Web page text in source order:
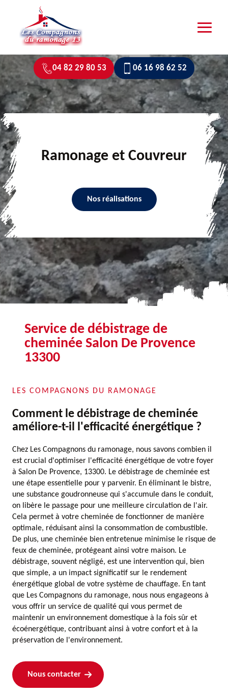
04 82 29 80 53 06 16 98 62 52
Ramonage et Couvreur
Nos réalisations
Service de débistrage de
cheminée Salon De Provence
13300
LES COMPAGNONS DU RAMONAGE
Comment le débistrage de cheminée
améliore-t-il l'efficacité énergétique ?
Chez Les Compagnons du ramonage, nous savons combien il
est crucial d'optimiser l'efficacité énergétique de votre foyer
à Salon De Provence, 13300. Le débistrage de cheminée est
une étape essentielle pour y parvenir. En éliminant le bistre,
une substance goudronneuse qui s'accumule dans le conduit,
on libère le passage pour une meilleure circulation de l'air.
Cela permet à votre cheminée de fonctionner de manière
optimale, réduisant ainsi la consommation de combustible.
De plus, une cheminée bien entretenue minimise le risque de
feux de cheminée, protégeant ainsi votre maison. Le
débistrage, souvent négligé, est une intervention qui, bien
que simple, a un impact significatif sur le rendement
énergétique global de votre système de chauffage. En tant
que Les Compagnons du ramonage, nous nous engageons à
vous offrir un service de qualité qui vous permet de
maintenir un environnement domestique à la fois sûr et
écoénergétique, contribuant ainsi à votre confort et à la
préservation de l'environnement.
Nous contacter